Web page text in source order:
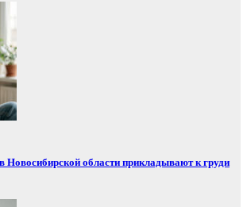
Новосибирской области прикладывают к груди